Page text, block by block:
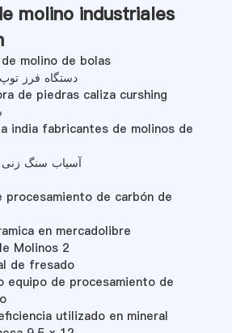
molino industriales
molino de bolas
دستگاه فرز
de piedras caliza curshing
india fabricantes de molinos de
آسیاب سنگ زنی
procesamiento de carbón de
en mercadolibre
Molinos 2
de fresado
de procesamiento de
utilizado en mineral